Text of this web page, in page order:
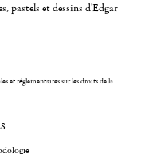
pastels et dessins d'Edgar
et réglementaires sur les droits de la